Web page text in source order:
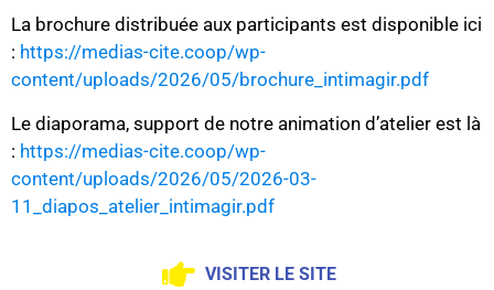
La brochure distribuée aux participants est disponible ici
: https://medias-cite.coop/wp-
content/uploads/2026/05/brochure_intimagir.pdf
Le diaporama, support de notre animation d’atelier est là
: https://medias-cite.coop/wp-
content/uploads/2026/05/2026-03-
11_diapos_atelier_intimagir.pdf
VISITER LE SITE